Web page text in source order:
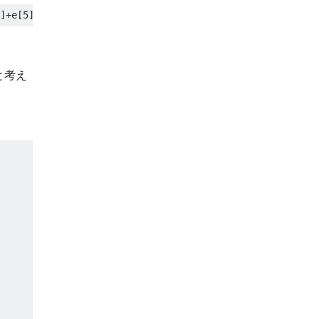
]+e [5])
え